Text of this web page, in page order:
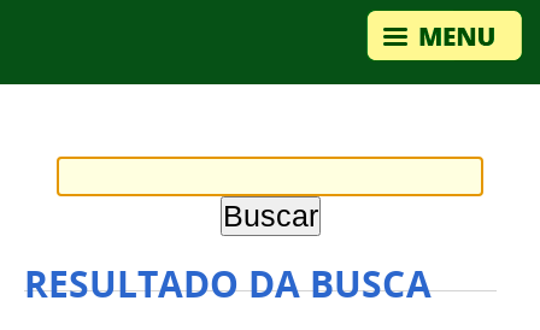
RESULTADO DA BUSCA